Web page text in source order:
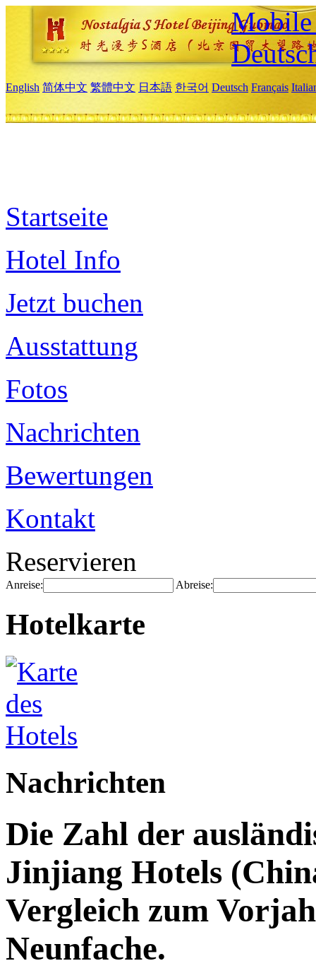
Mobile
English 简体中文 繁體中文 日本語 한국어 Deutsch Français
Startseite
Hotel Info
Jetzt buchen
Ausstattung
Fotos
Nachrichten
Bewertungen
Kontakt
Reservieren
Anreise: Abreise:
Hotelkarte
Nachrichten
Die Zahl der
Jinjiang Hotels
Vergleich zum
Neunfache.